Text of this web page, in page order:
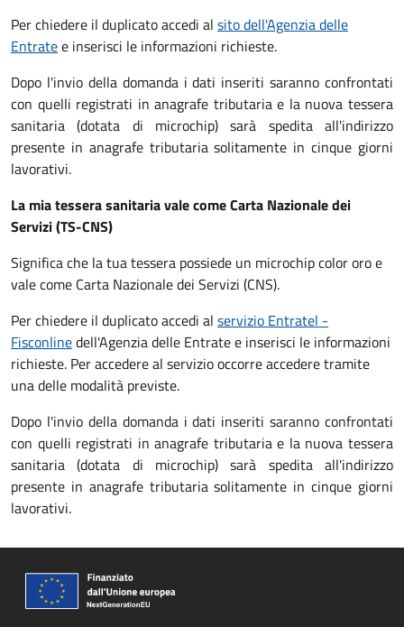
Per chiedere il duplicato accedi al sito dell'Agenzia delle
Entratee inserisci le informazioni richieste.
Dopo l'invio della domanda i dati inseriti saranno confrontati
con quelli registrati in anagrafe tributaria e la nuova tessera
sanitaria (dotata di microchip) sarà spedita all'indirizzo
presente in anagrafe tributaria solitamente in cinque giorni
lavorativi.
La mia tessera sanitaria vale come Carta Nazionale dei
Servizi (TS-CNS)
Significa che la tua tessera possiede un microchip color oro e
vale come Carta Nazionale dei Servizi (CNS).
Per chiedere il duplicato accedi al servizio Entratel -
Fisconlinedell'Agenzia delle Entrate e inserisci le informazioni
richieste. Per accedere al servizio occorre accedere tramite
una delle modalità previste.
Dopo l'invio della domanda i dati inseriti saranno confrontati
con quelli registrati in anagrafe tributaria e la nuova tessera
sanitaria (dotata di microchip) sarà spedita all'indirizzo
presente in anagrafe tributaria solitamente in cinque giorni
lavorativi.